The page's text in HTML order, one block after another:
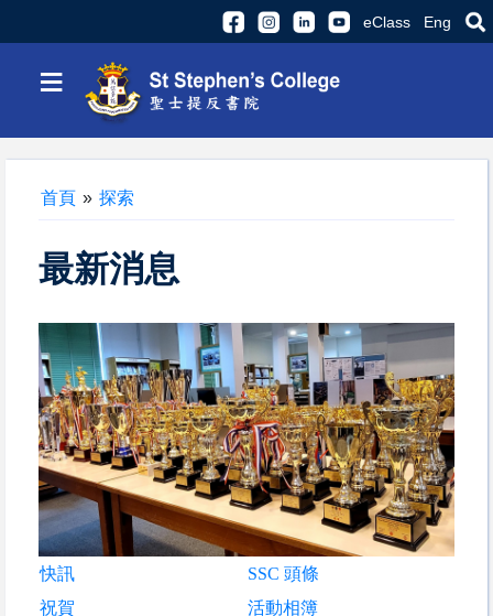
eClass Eng
≡
首頁 » 探索
最新消息
快訊
SSC 頭條
祝賀
活動相簿